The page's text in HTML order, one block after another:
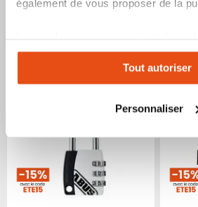
également de vous proposer de la
expérience personnalisée sur notre
changer votre choix à n'importe quel
tous les cookies peut limiter
Tout autoriser
Personnaliser
à
mes
au
1 2